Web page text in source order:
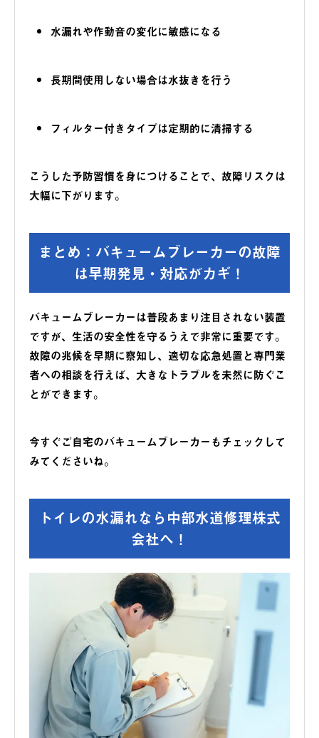
水漏れや作動音の変化に敏感になる
長期間使用しない場合は水抜きを行う
フィルター付きタイプは定期的に清掃する
こうした予防習慣を身につけることで、故障リスクは
大幅に下がります。
まとめ：バキュームブレーカーの故障
は早期発見・対応がカギ！
バキュームブレーカーは普段あまり注目されない装置
ですが、生活の安全性を守るうえで非常に重要です。
故障の兆候を早期に察知し、適切な応急処置と専門業
者への相談を行えば、大きなトラブルを未然に防ぐこ
とができます。
今すぐご自宅のバキュームブレーカーもチェックして
みてくださいね。
トイレの水漏れなら中部水道修理株式
会社へ！